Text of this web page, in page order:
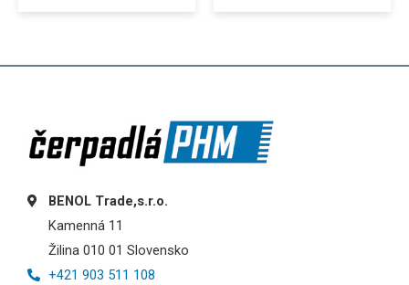
BENOL Trade,s.r.o.
Kamenná 11
Žilina 010 01 Slovensko
+421 903 511 108